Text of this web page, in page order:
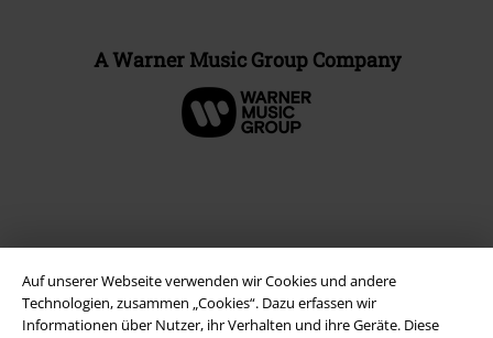
Auf unserer Webseite verwenden wir Cookies und andere
Technologien, zusammen „Cookies“. Dazu erfassen wir
Informationen über Nutzer, ihr Verhalten und ihre Geräte. Diese
A Warner Music Group Company